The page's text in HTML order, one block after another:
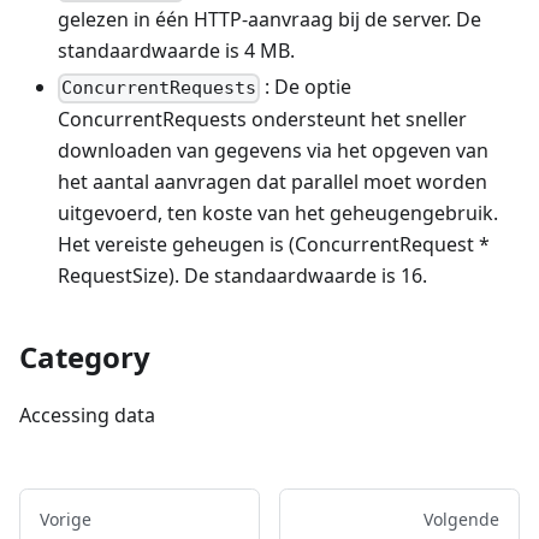
gelezen in één HTTP-aanvraag bij de server. De
standaardwaarde is 4 MB.
ConcurrentRequests : De optie
ConcurrentRequests ondersteunt het sneller
downloaden van gegevens via het opgeven van
het aantal aanvragen dat parallel moet worden
uitgevoerd, ten koste van het geheugengebruik.
Het vereiste geheugen is (ConcurrentRequest *
RequestSize). De standaardwaarde is 16.
Category
Accessing data
Vorige Volgende